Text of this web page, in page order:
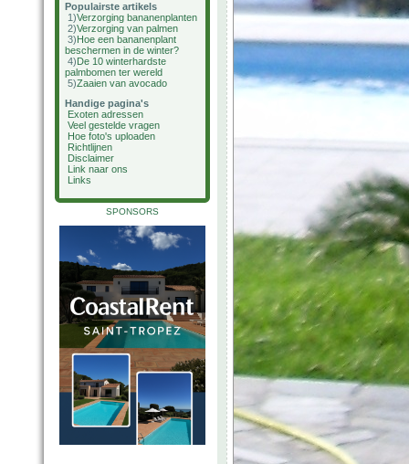
Populairste artikels
1)Verzorging bananenplanten
2)Verzorging van palmen
3)Hoe een bananenplant
beschermen in de winter?
4)De 10 winterhardste
palmbomen ter wereld
5)Zaaien van avocado
Handige pagina's
Exoten adressen
Veel gestelde vragen
Hoe foto's uploaden
Richtlijnen
Disclaimer
Link naar ons
Links
SPONSORS